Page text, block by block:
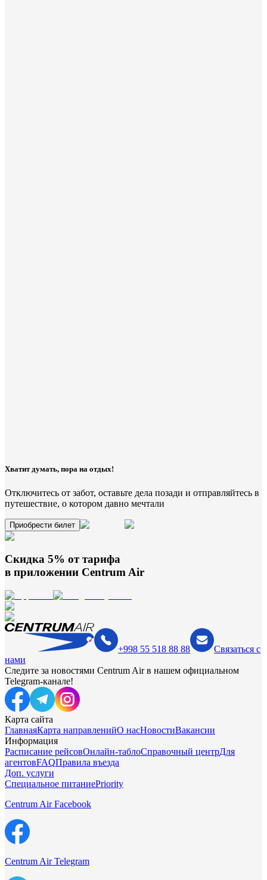
Хватит думать, пора на отдых!
Отключитесь от забот, оставьте дела позади и отправляйтесь в
путешествие, о котором давно мечтали
Приобрести билет
Скидка 5% от тарифа
в приложении Centrum Air
+998 55 518 88 88
Связаться с
нами
Следите за новостями Centrum Air в нашем официальном
Telegram-канале!
Карта сайта
ГлавнаяКарта направленийО насНовостиВакансии
Информация
Расписание рейсовОнлайн-таблоСправочный центрДля
агентовFAQПравила въезда
Доп. услуги
Специальное питаниеPriority
Centrum Air Facebook
Centrum Air Telegram